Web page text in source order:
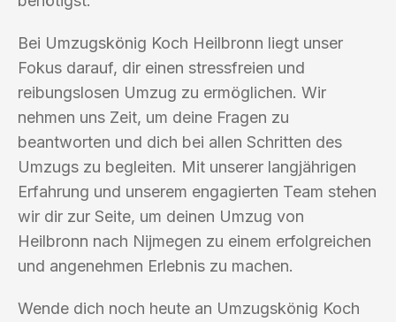
Bei Umzugskönig Koch Heilbronn liegt unser
Fokus darauf, dir einen stressfreien und
reibungslosen Umzug zu ermöglichen. Wir
nehmen uns Zeit, um deine Fragen zu
beantworten und dich bei allen Schritten des
Umzugs zu begleiten. Mit unserer langjährigen
Erfahrung und unserem engagierten Team stehen
wir dir zur Seite, um deinen Umzug von
Heilbronn nach Nijmegen zu einem erfolgreichen
und angenehmen Erlebnis zu machen.
Wende dich noch heute an Umzugskönig Koch